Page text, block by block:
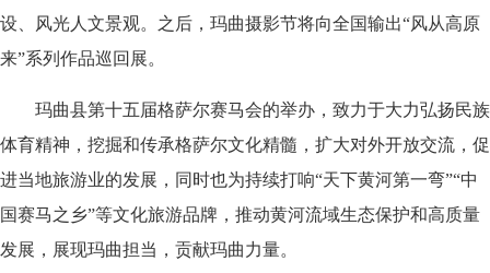
设、风光人文景观。之后，玛曲摄影节将向全国输出“风从高原
来”系列作品巡回展。
玛曲县第十五届格萨尔赛马会的举办，致力于大力弘扬民族
体育精神，挖掘和传承格萨尔文化精髓，扩大对外开放交流，促
进当地旅游业的发展，同时也为持续打响“天下黄河第一弯”“中
国赛马之乡”等文化旅游品牌，推动黄河流域生态保护和高质量
发展，展现玛曲担当，贡献玛曲力量。